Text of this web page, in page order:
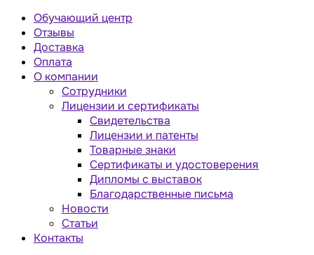
Обучающий центр
Отзывы
Доставка
Оплата
О компании
Сотрудники
Лицензии и сертификаты
Свидетельства
Лицензии и патенты
Товарные знаки
Сертификаты и удостоверения
Дипломы с выставок
Благодарственные письма
Новости
Статьи
Контакты